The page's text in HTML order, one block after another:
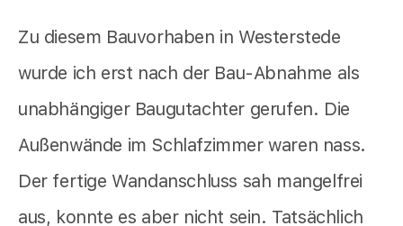
Zu diesem Bauvorhaben in Westerstede
wurde ich erst nach der Bau-Abnahme als
unabhängiger Baugutachter gerufen. Die
Außenwände im Schlafzimmer waren nass.
Der fertige Wandanschluss sah mangelfrei
aus, konnte es aber nicht sein. Tatsächlich